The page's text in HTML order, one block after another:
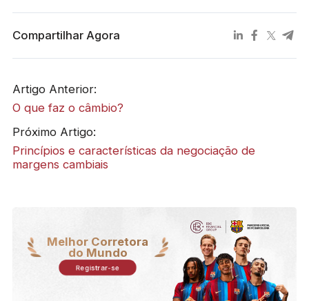
Compartilhar Agora
Artigo Anterior:
O que faz o câmbio?
Próximo Artigo:
Princípios e características da negociação de
margens cambiais
Melhor Corretora
do Mundo
Registrar-se